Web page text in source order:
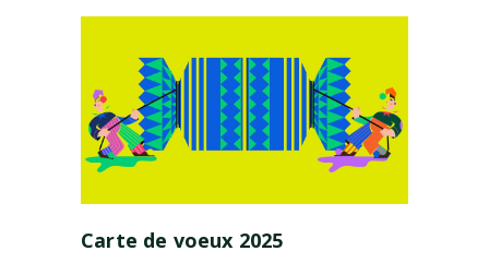
Carte de voeux 2025